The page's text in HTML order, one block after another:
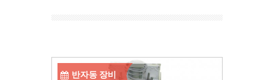
반자동 장비